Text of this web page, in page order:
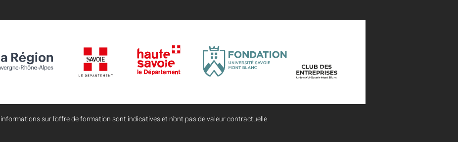
sur l'offre de formation sont indicatives et n'ont pas de valeur contractuelle.